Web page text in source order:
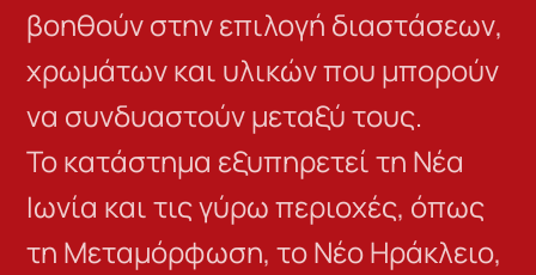
βοηθούν στην επιλογή διαστάσεων,
χρωμάτων και υλικών που μπορούν
να συνδυαστούν μεταξύ τους.
Το κατάστημα εξυπηρετεί τη Νέα
Ιωνία και τις γύρω περιοχές, όπως
τη Μεταμόρφωση, το Νέο Ηράκλειο,